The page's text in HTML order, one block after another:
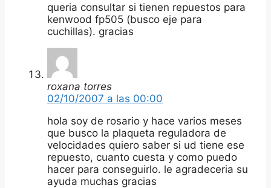
queria consultar si tienen repuestos para
kenwood fp505 (busco eje para
cuchillas). gracias
roxana torres
02/10/2007 a las 00:00
hola soy de rosario y hace varios meses
que busco la plaqueta reguladora de
velocidades quiero saber si ud tiene ese
repuesto, cuanto cuesta y como puedo
hacer para conseguirlo. le agradeceria su
ayuda muchas gracias